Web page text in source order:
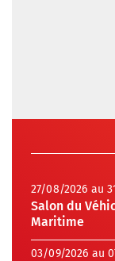
27/08/2026 au
Salon du
Maritime
03/09/2026 au